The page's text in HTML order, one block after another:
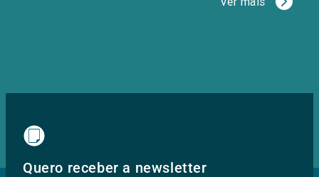
Quero receber a newsletter